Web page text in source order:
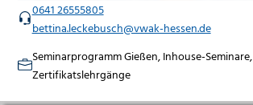
0641 26555805
bettina.leckebusch@vwak-hessen.de
Seminarprogramm Gießen, Inhouse-Seminare,
Zertifikatslehrgänge